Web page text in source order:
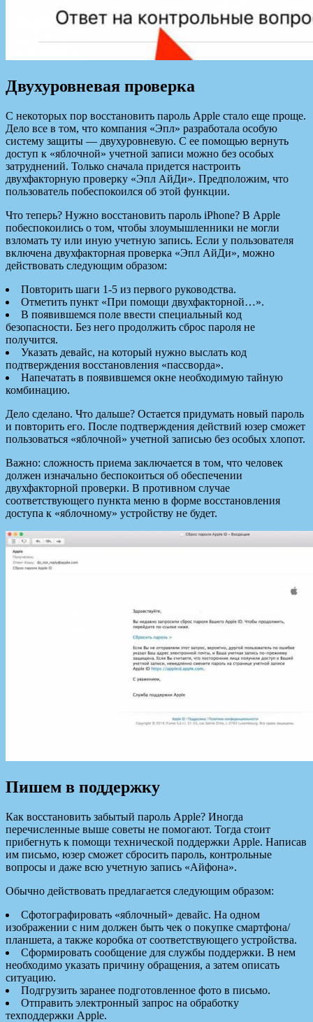
Двухуровневая проверка
С некоторых пор восстановить пароль Apple стало еще проще.
Дело все в том, что компания «Эпл» разработала особую
систему защиты — двухуровневую. С ее помощью вернуть
доступ к «яблочной» учетной записи можно без особых
затруднений. Только сначала придется настроить
двухфакторную проверку «Эпл АйДи». Предположим, что
пользователь побеспокоился об этой функции.
Что теперь? Нужно восстановить пароль iPhone? В Apple
побеспокоились о том, чтобы злоумышленники не могли
взломать ту или иную учетную запись. Если у пользователя
включена двухфакторная проверка «Эпл АйДи», можно
действовать следующим образом:
Повторить шаги 1-5 из первого руководства.
Отметить пункт «При помощи двухфакторной…».
В появившемся поле ввести специальный код
безопасности. Без него продолжить сброс пароля не
получится.
Указать девайс, на который нужно выслать код
подтверждения восстановления «пассворда».
Напечатать в появившемся окне необходимую тайную
комбинацию.
Дело сделано. Что дальше? Остается придумать новый пароль
и повторить его. После подтверждения действий юзер сможет
пользоваться «яблочной» учетной записью без особых хлопот.
Важно: сложность приема заключается в том, что человек
должен изначально беспокоиться об обеспечении
двухфакторной проверки. В противном случае
соответствующего пункта меню в форме восстановления
доступа к «яблочному» устройству не будет.
Пишем в поддержку
Как восстановить забытый пароль Apple? Иногда
перечисленные выше советы не помогают. Тогда стоит
прибегнуть к помощи технической поддержки Apple. Написав
им письмо, юзер сможет сбросить пароль, контрольные
вопросы и даже всю учетную запись «Айфона».
Обычно действовать предлагается следующим образом:
Сфотографировать «яблочный» девайс. На одном
изображении с ним должен быть чек о покупке смартфона/
планшета, а также коробка от соответствующего устройства.
Сформировать сообщение для службы поддержки. В нем
необходимо указать причину обращения, а затем описать
ситуацию.
Подгрузить заранее подготовленное фото в письмо.
Отправить электронный запрос на обработку
техподдержки Apple.